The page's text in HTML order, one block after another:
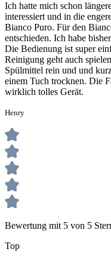
Ich hatte mich schon
interessiert und in die
Bianco Puro. Für den
entschieden. Ich habe
Die Bedienung ist super
Reinigung geht auch
Spülmittel rein und und
einem Tuch trocknen. Die
wirklich tolles Gerät.
Henry
Bewertung mit 5 von 5
Top